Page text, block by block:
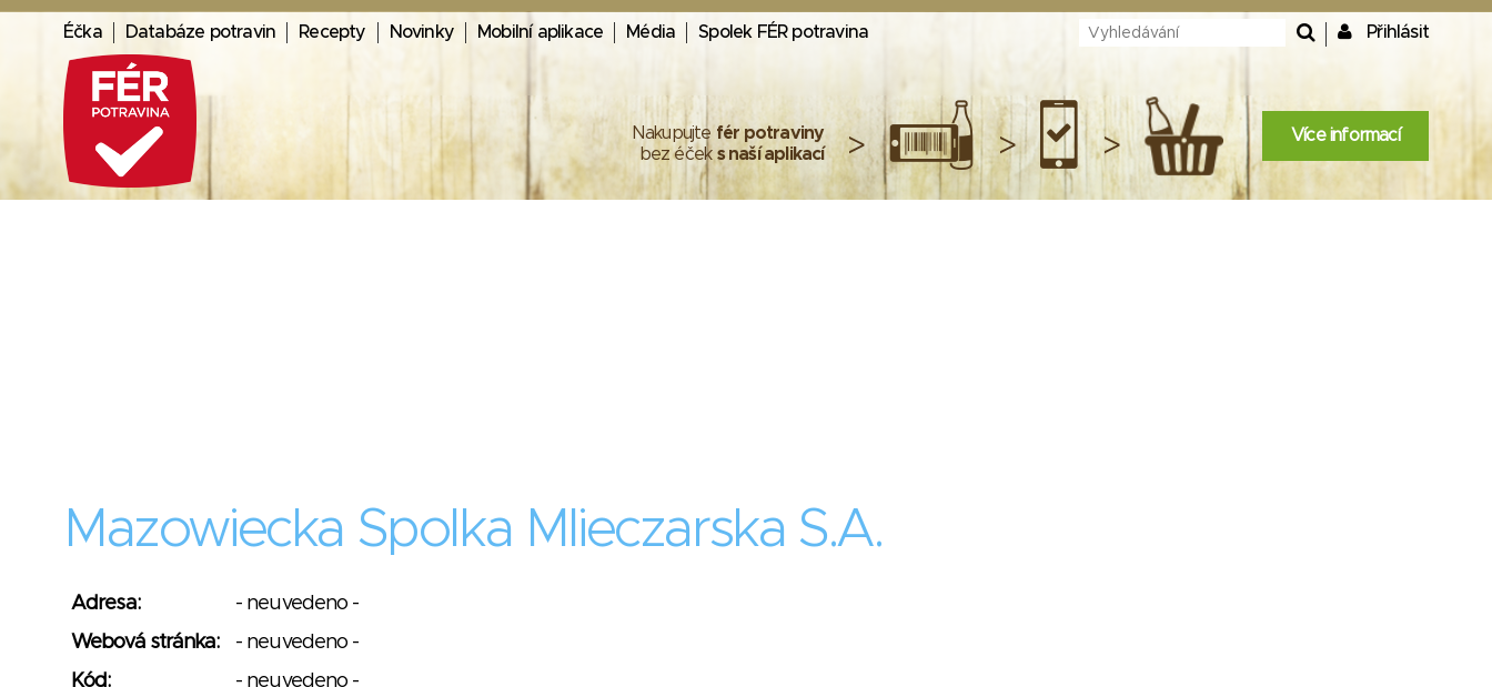
Éčka Databáze potravin Recepty Novinky Mobilní aplikace Média Spolek FÉR potravina Přihlásit
Nakupujte fér potraviny
bez éček s naší aplikací > > > Více informací
Mazowiecka Spolka Mlieczarska S.A.
Adresa:
- neuvedeno -
Webová stránka:
- neuvedeno -
Kód:
- neuvedeno -